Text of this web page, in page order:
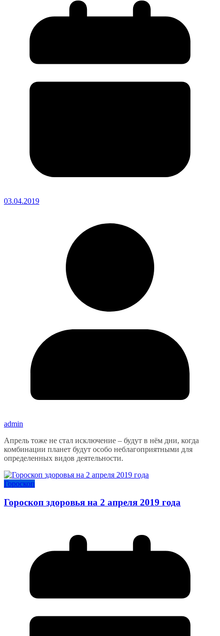
03.04.2019
admin
Апрель тоже не стал исключение – будут в нём дни, когда
комбинации планет будут особо неблагоприятными для
определенных видов деятельности.
Гороскоп
Гороскоп здоровья на 2 апреля 2019 года